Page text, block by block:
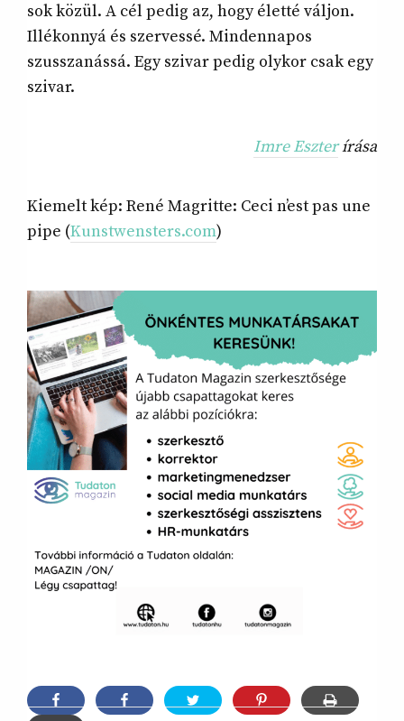
sok közül. A cél pedig az, hogy életté váljon.
Illékonnyá és szervessé. Mindennapos
szusszanássá. Egy szivar pedig olykor csak egy
szivar.
Imre Eszterírása
Kiemelt kép: René Magritte: Ceci n’est pas une
pipe (Kunstwensters.com)